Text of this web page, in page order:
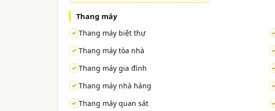
Thang máy
Thang máy biệt thự
Thang máy tòa nhà
Thang máy gia đình
Thang máy nhà hàng
Thang máy quan sát